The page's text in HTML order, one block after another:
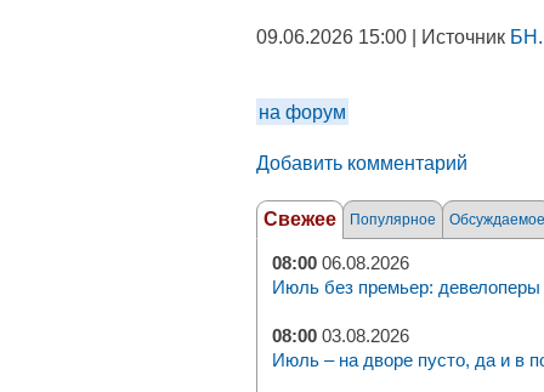
09.06.2026 15:00 | Источник
на форум
Добавить комментарий
Свежее Популярное Обсуждаемое
08:00 06.08.2026
Июль без премьер: девелоперы
08:00 03.08.2026
Июль – на дворе пусто, да и в